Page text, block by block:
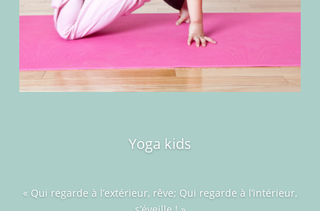
Yoga kids
« Qui regarde à l’extérieur, rêve; Qui regarde à l’intérieur,